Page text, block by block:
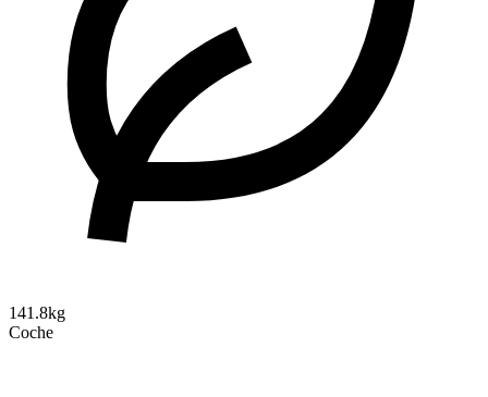
141.8kg
Coche